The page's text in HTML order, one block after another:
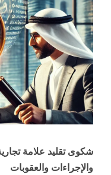
شكوى تقليد علامة
والإجراءات والعقوبات